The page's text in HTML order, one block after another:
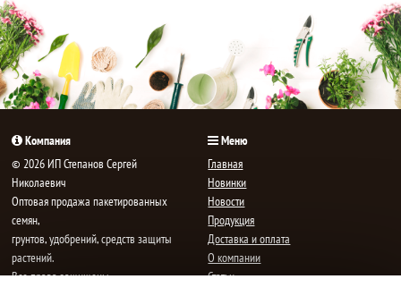
корзине!
Компания
© 2026 ИП Степанов Сергей
Николаевич
Oптовая продажа пакетированных
семян,
грунтов, удобрений, средств защиты
растений.
Все права защищены.
Меню
Главная
Новинки
Новости
Продукция
Доставка и оплата
О компании
Статьи